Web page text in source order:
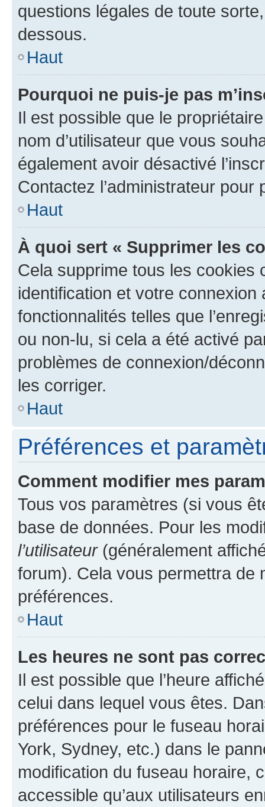
questions légales de toute
dessous.
Haut
Pourquoi ne puis-je pas
Il est possible que le
nom d’utilisateur que vous
également avoir désactivé
Contactez l’administrateur
Haut
À quoi sert « Supprimer les
Cela supprime tous les cookies
identification et votre
fonctionnalités telles que
ou non-lu, si cela a été activé
problèmes de connexion/
les corriger.
Haut
Préférences et
Comment modifier mes
Tous vos paramètres (si vous
base de données. Pour les
l’utilisateur(généralement
forum). Cela vous permettra de
préférences.
Haut
Les heures ne sont pas
Il est possible que l’heure
celui dans lequel vous êtes.
préférences pour le fuseau
York, Sydney, etc.) dans le
modification du fuseau horaire,
accessible qu’aux utilisateurs